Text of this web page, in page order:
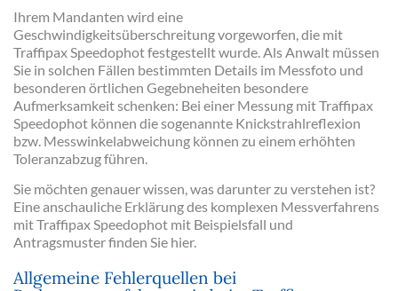
Ihrem Mandanten wird eine
Geschwindigkeitsüberschreitung vorgeworfen, die mit
Traffipax Speedophot festgestellt wurde. Als Anwalt müssen
Sie in solchen Fällen bestimmten Details im Messfoto und
besonderen örtlichen Gegebneheiten besondere
Aufmerksamkeit schenken: Bei einer Messung mit Traffipax
Speedophot können die sogenannte Knickstrahlreflexion
bzw. Messwinkelabweichung können zu einem erhöhten
Toleranzabzug führen.
Sie möchten genauer wissen, was darunter zu verstehen ist?
Eine anschauliche Erklärung des komplexen Messverfahrens
mit Traffipax Speedophot mit Beispielsfall und
Antragsmuster finden Sie hier.
Allgemeine Fehlerquellen bei